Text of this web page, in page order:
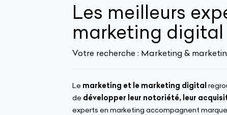
Les meilleurs
marketing digital
Votre recherche : Marketing &
Le marketing et le marketing digital
de développer leur notoriété, leur
experts en marketing accompagnent